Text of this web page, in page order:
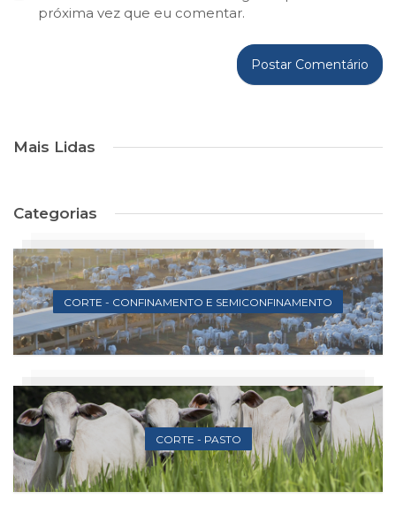
próxima vez que eu comentar.
Mais Lidas
Categorias
CORTE - CONFINAMENTO E SEMICONFINAMENTO
CORTE - PASTO